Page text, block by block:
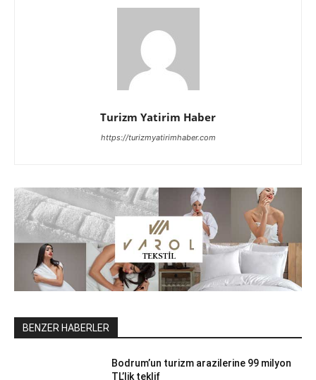
Turizm Yatirim Haber
https://turizmyatirimhaber.com
BENZER HABERLER
Bodrum’un turizm arazilerine 99 milyon
TL’lik teklif